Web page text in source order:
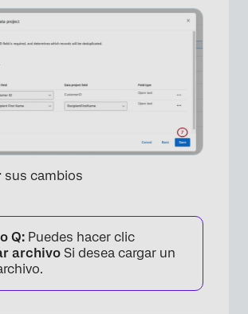
×
sus cambios
Q: Puedes hacer clic
archivo Si desea cargar un